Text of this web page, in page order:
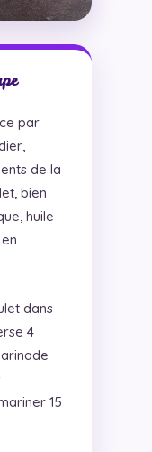
par
de la
bien
huile
dans
4
15